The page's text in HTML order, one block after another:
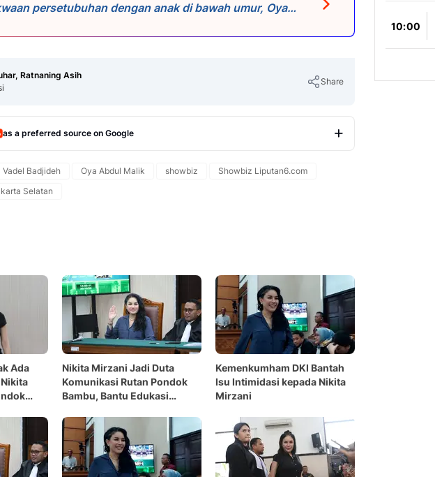
persetubuhan dengan anak di bawah umur, Oya
tahun. Menurut pemahaman Vadel, usia 17 tahun
kalau itu di bawah umur?' Vadel menjawab, 'nggak
dia dan mungkin sebagian besar rakyat Indonesia,
Ratnaning Asih
Share
as a preferred source on Google
Vadel Badjideh Oya Abdul Malik showbiz
Showbiz Liputan6.com
Selatan
Ada
Nikita Mirzani Jadi Duta
Komunikasi Rutan Pondok
Bambu, Bantu Edukasi
Kemenkumham DKI Bantah
Isu Intimidasi kepada Nikita
Mirzani